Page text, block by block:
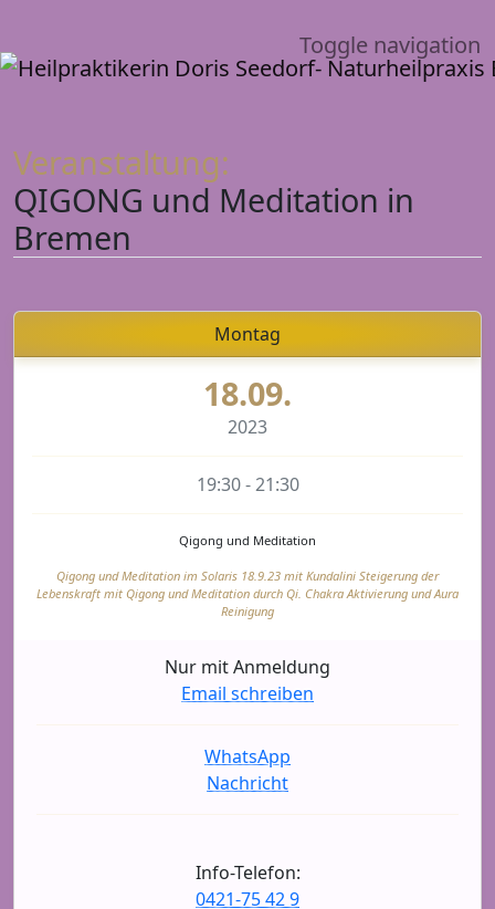
Toggle navigation
Veranstaltung:
QIGONG und Meditation in
Bremen
Montag
18.09.
2023
19:30 - 21:30
Qigong und Meditation
Qigong und Meditation im Solaris 18.9.23 mit Kundalini Steigerung der
Lebenskraft mit Qigong und Meditation durch Qi. Chakra Aktivierung und Aura
Reinigung
Nur mit Anmeldung
Email schreiben
WhatsApp
Nachricht
Info-Telefon:
0421-75 42 9